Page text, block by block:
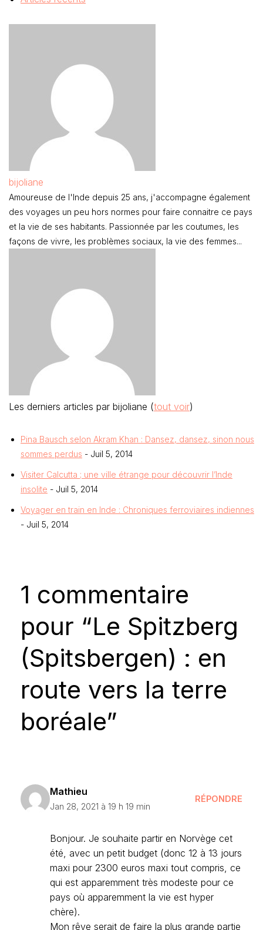
bijoliane
Amoureuse de l'Inde depuis 25 ans, j'accompagne également
des voyages un peu hors normes pour faire connaitre ce pays
et la vie de ses habitants. Passionnée par les coutumes, les
façons de vivre, les problèmes sociaux, la vie des femmes...
Les derniers articles par bijoliane (tout voir)
Pina Bausch selon Akram Khan : Dansez, dansez, sinon nous
sommes perdus - Juil 5, 2014
Visiter Calcutta ; une ville étrange pour découvrir l’Inde
insolite - Juil 5, 2014
Voyager en train en Inde : Chroniques ferroviaires indiennes
- Juil 5, 2014
1 commentaire
pour “Le Spitzberg
(Spitsbergen) : en
route vers la terre
boréale”
Mathieu
Jan 28, 2021 à 19 h 19 min
RÉPONDRE
Bonjour. Je souhaite partir en Norvège cet
été, avec un petit budget (donc 12 à 13 jours
maxi pour 2300 euros maxi tout compris, ce
qui est apparemment très modeste pour ce
pays où apparemment la vie est hyper
chère).
Mon rêve serait de faire la plus grande partie